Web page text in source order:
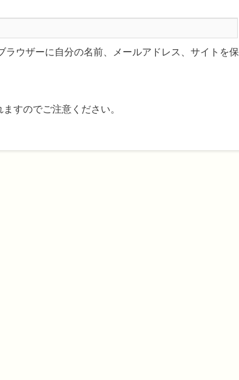
ラウザーに自分の名前、メールアドレス、サイトを保
すのでご注意ください。